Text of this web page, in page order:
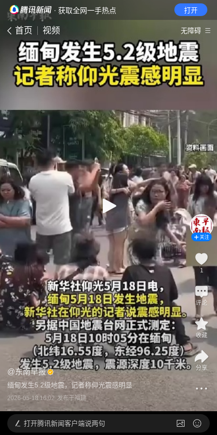
· 获取全网一手热点 打开
首页 视频 无障碍
@东南早报
缅甸发生5.2级地震，记者称仰光震感明显
2026-05-18 16:02 发布于福建
关注
1
评论
收藏
分享
打开腾讯新闻客户端说两句